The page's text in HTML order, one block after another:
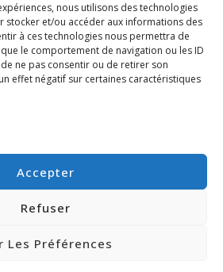
nous utilisons des technologies
stocker et/ou accéder aux informations des
à ces technologies nous permettra de
le comportement de navigation ou les ID
ne pas consentir ou de retirer son
effet négatif sur certaines caractéristiques
Accepter
Refuser
Les Préférences
des données|Conditions
|Mentions légales